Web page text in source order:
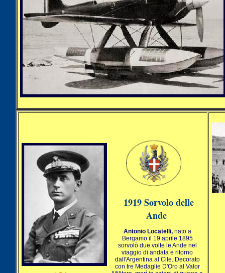
1919 Sorvolo delle
Ande
Antonio Locatelli,nato a
Bergamo il 19 aprile 1895
sorvolò due volte le Ande nel
viaggio di andata e ritorno
dall'Argentina al Cile. Decorato
con tre Medaglie D'Oro al Valor